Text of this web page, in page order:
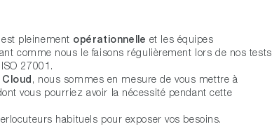
est pleinement opérationnelle et les équipes
comme nous le faisons régulièrement lors de nos tests
27001.
Cloud, nous sommes en mesure de vous mettre à
vous pourriez avoir la nécessité pendant cette
habituels pour exposer vos besoins.